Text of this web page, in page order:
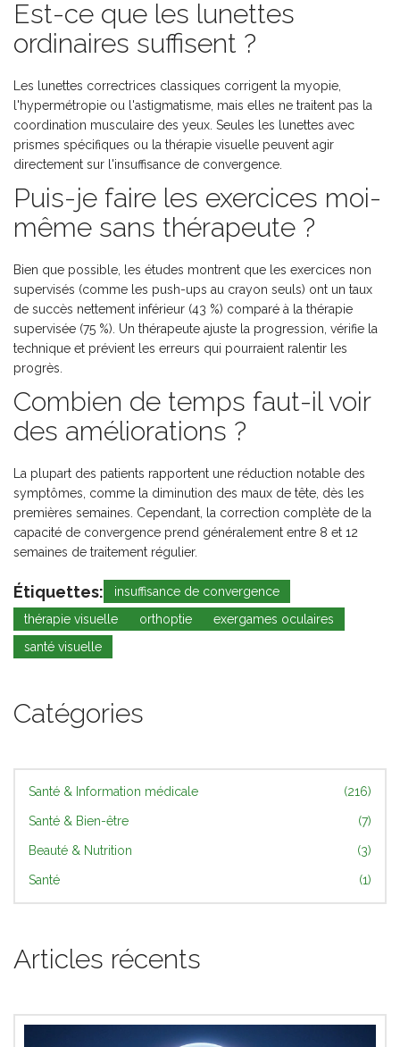
Est-ce que les lunettes
ordinaires suffisent ?
Les lunettes correctrices classiques corrigent la myopie,
l'hypermétropie ou l'astigmatisme, mais elles ne traitent pas la
coordination musculaire des yeux. Seules les lunettes avec
prismes spécifiques ou la thérapie visuelle peuvent agir
directement sur l'insuffisance de convergence.
Puis-je faire les exercices moi-
même sans thérapeute ?
Bien que possible, les études montrent que les exercices non
supervisés (comme les push-ups au crayon seuls) ont un taux
de succès nettement inférieur (43 %) comparé à la thérapie
supervisée (75 %). Un thérapeute ajuste la progression, vérifie la
technique et prévient les erreurs qui pourraient ralentir les
progrès.
Combien de temps faut-il voir
des améliorations ?
La plupart des patients rapportent une réduction notable des
symptômes, comme la diminution des maux de tête, dès les
premières semaines. Cependant, la correction complète de la
capacité de convergence prend généralement entre 8 et 12
semaines de traitement régulier.
Étiquettes:
insuffisance de convergence
thérapie visuelle
orthoptie
exergames oculaires
santé visuelle
Catégories
Santé & Information médicale (216)
Santé & Bien-être (7)
Beauté & Nutrition (3)
Santé (1)
Articles récents